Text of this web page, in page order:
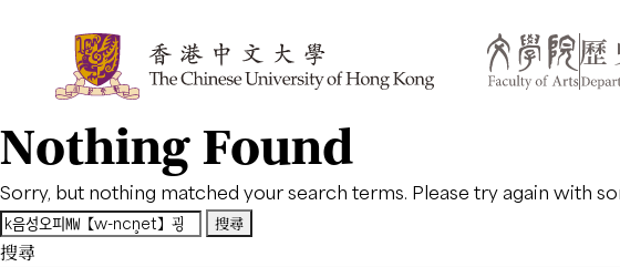
Nothing Found
Sorry, but nothing matched your search terms. Please try again with
搜
尋
搜尋